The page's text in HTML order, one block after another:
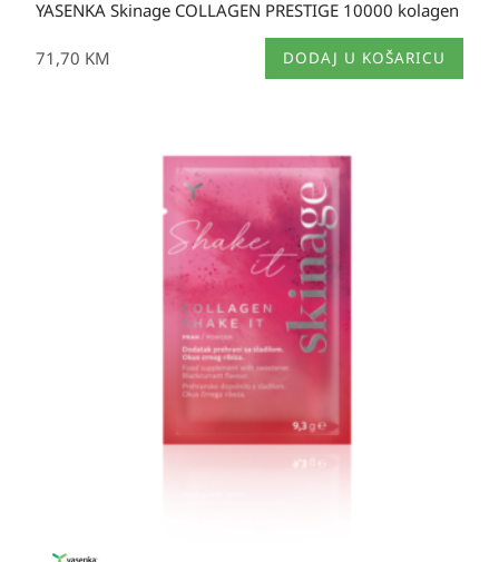
YASENKA Skinage COLLAGEN PRESTIGE 10000 kolagen
71,70 KM DODAJ U KOŠARICU